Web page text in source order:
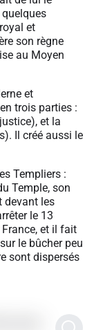
et
son règne
au Moyen
et
trois parties :
et la
Il créé aussi le
Templiers :
Temple, son
devant les
le 13
et il fait
le bûcher peu
sont dispersés